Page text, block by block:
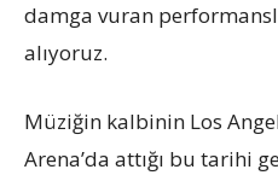
damga vuran
alıyoruz.
Müziğin kalbinin Los
Arena’da attığı bu tarihi